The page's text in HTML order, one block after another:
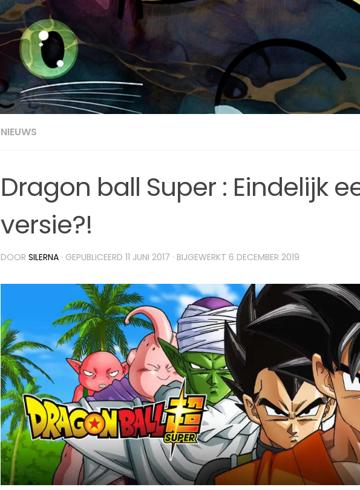
NIEUWS
Dragon ball Super : Eindelijk
versie?!
DOOR SILERNA · GEPUBLICEERD 11 JUNI 2017 · BIJGEWERKT 6 DECEMBER 2019